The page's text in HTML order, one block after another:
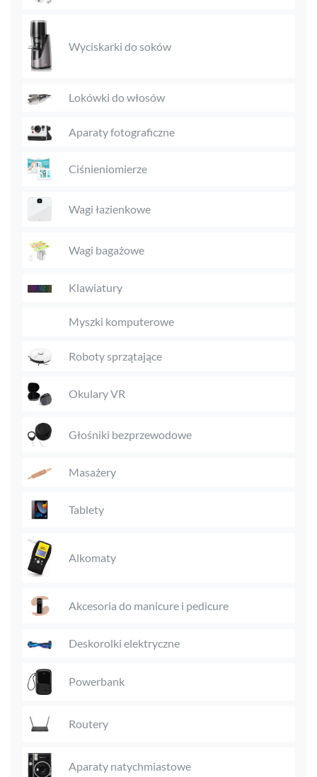
Wyciskarki do soków
Lokówki do włosów
Aparaty fotograficzne
Ciśnieniomierze
Wagi łazienkowe
Wagi bagażowe
Klawiatury
Myszki komputerowe
Roboty sprzątające
Okulary VR
Głośniki bezprzewodowe
Masażery
Tablety
Alkomaty
Akcesoria do manicure i pedicure
Deskorolki elektryczne
Powerbank
Routery
Aparaty natychmiastowe